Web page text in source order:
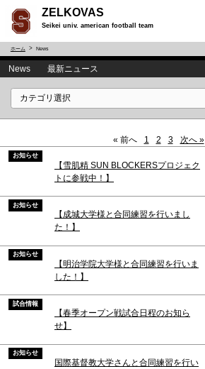
ZELKOVAS
Seikei univ. american football team
ホーム News
News 最新ニュース
« 前へ 1 2 3 次へ »
お知らせ
【雪肌精 SUN BLOCKERSプロジェク
トに参戦中！】
お知らせ
【成城大学様と合同練習を行いまし
た！】
お知らせ
【明治学院大学様と合同練習を行いま
した！】
試合情報
【春季オープン戦試合日程のお知ら
せ】
お知らせ
国際基督教大学さんと合同練習を行い